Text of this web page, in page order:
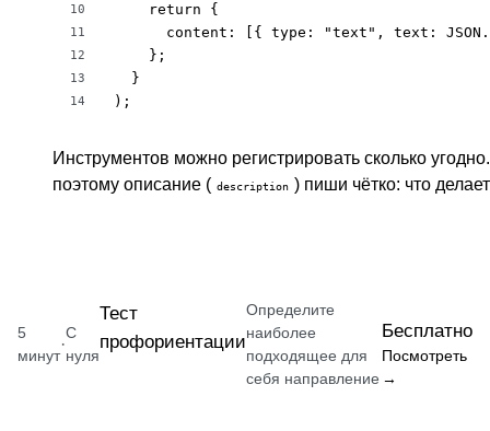
10
11
12
13
14
    return {
content: [{ type: "text", text:
    };
  }
);
Инструментов можно регистрировать сколько
поэтому описание ( description ) пиши чётко: что
5
минут
·
С
нуля
Тест
профориентации
Определите
наиболее
подходящее для
себя направление
Бесплатно
Посмотреть
→